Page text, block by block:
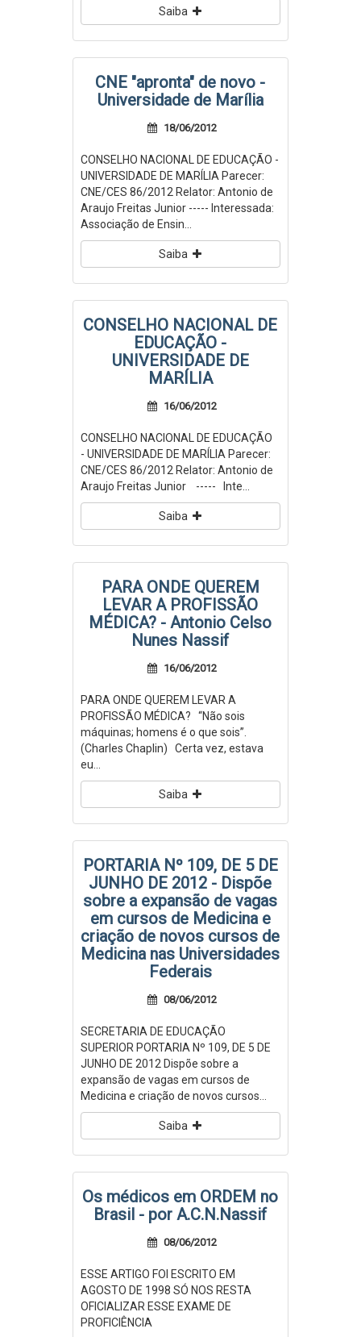
Saiba
CNE "apronta" de novo -
Universidade de Marília
18/06/2012
CONSELHO NACIONAL DE EDUCAÇÃO -
UNIVERSIDADE DE MARÍLIA Parecer:
CNE/CES 86/2012 Relator: Antonio de
Araujo Freitas Junior ----- Interessada:
Associação de Ensin...
Saiba
CONSELHO NACIONAL DE
EDUCAÇÃO -
UNIVERSIDADE DE
MARÍLIA
16/06/2012
CONSELHO NACIONAL DE EDUCAÇÃO
- UNIVERSIDADE DE MARÍLIA Parecer:
CNE/CES 86/2012 Relator: Antonio de
Araujo Freitas Junior ----- Inte...
Saiba
PARA ONDE QUEREM
LEVAR A PROFISSÃO
MÉDICA? - Antonio Celso
Nunes Nassif
16/06/2012
PARA ONDE QUEREM LEVAR A
PROFISSÃO MÉDICA? “Não sois
máquinas; homens é o que sois”.
(Charles Chaplin) Certa vez, estava
eu...
Saiba
PORTARIA Nº 109, DE 5 DE
JUNHO DE 2012 - Dispõe
sobre a expansão de vagas
em cursos de Medicina e
criação de novos cursos de
Medicina nas Universidades
Federais
08/06/2012
SECRETARIA DE EDUCAÇÃO
SUPERIOR PORTARIA Nº 109, DE 5 DE
JUNHO DE 2012 Dispõe sobre a
expansão de vagas em cursos de
Medicina e criação de novos cursos...
Saiba
Os médicos em ORDEM no
Brasil - por A.C.N.Nassif
08/06/2012
ESSE ARTIGO FOI ESCRITO EM
AGOSTO DE 1998 SÓ NOS RESTA
OFICIALIZAR ESSE EXAME DE
PROFICIÊNCIA